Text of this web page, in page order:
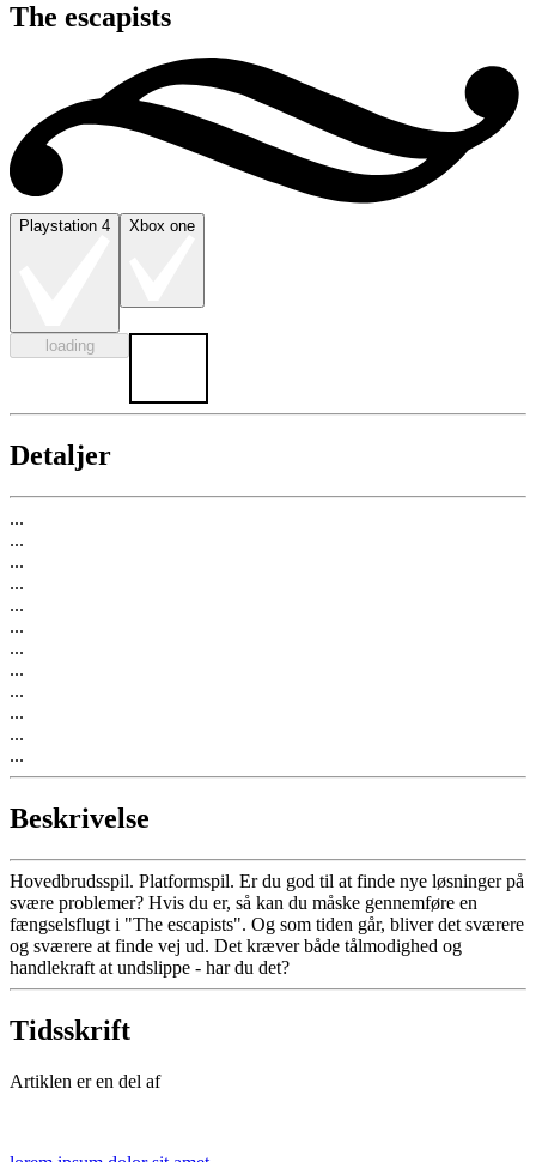
The escapists
Playstation 4 Xbox one
loading
Detaljer
...
...
...
...
...
...
...
...
...
...
...
...
Beskrivelse
Hovedbrudsspil. Platformspil. Er du god til at finde nye løsninger på
svære problemer? Hvis du er, så kan du måske gennemføre en
fængselsflugt i "The escapists". Og som tiden går, bliver det sværere
og sværere at finde vej ud. Det kræver både tålmodighed og
handlekraft at undslippe - har du det?
Tidsskrift
Artiklen er en del af